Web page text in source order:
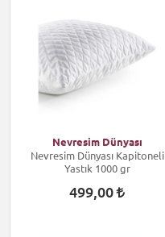
Nevresim Dünyası
Nevresim Dünyası Kapitoneli
Yastık 1000 gr
499,00